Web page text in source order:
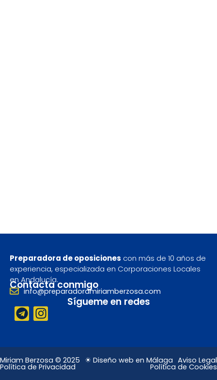
Preparadora de oposiciones con más de 10 años de
experiencia, especializada en Corporaciones Locales
en Andalucía.
Contacta conmigo
info@preparadoramiriamberzosa.com
Sígueme en redes
T
e
e
g
r
I
n
t
a
g
Miriam Berzosa © 2025 ☀ Diseño web en Málaga Aviso Legal
Política de Privacidad Política de Cookies